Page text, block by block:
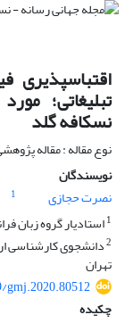
اقتباس‏پذیری
تبلیغاتی؛
نسکافه گلد
نوع مقاله : مقاله
نویسندگان
نصرت حجازی
1
1استادیار گروه زبان
2دانشجوی کارشناسی
تهران
gmj.2020.80512
چکیده